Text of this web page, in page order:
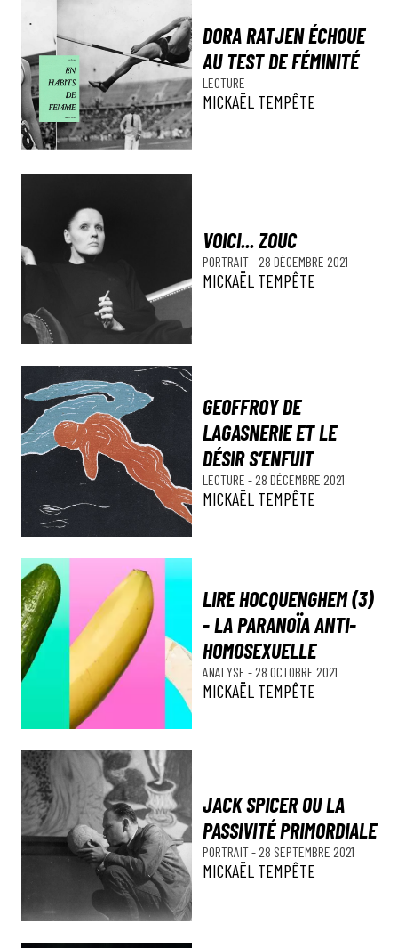
DORA RATJEN ÉCHOUE
AU TEST DE FÉMINITÉ
LECTURE
MICKAËL TEMPÊTE
VOICI... ZOUC
PORTRAIT- 28 DÉCEMBRE 2021
MICKAËL TEMPÊTE
GEOFFROY DE
LAGASNERIE ET LE
DÉSIR S’ENFUIT
LECTURE - 28 DÉCEMBRE 2021
MICKAËL TEMPÊTE
LIRE HOCQUENGHEM (3)
- LA PARANOÏA ANTI-
HOMOSEXUELLE
ANALYSE - 28 OCTOBRE 2021
MICKAËL TEMPÊTE
JACK SPICER OU LA
PASSIVITÉ PRIMORDIALE
PORTRAIT- 28 SEPTEMBRE 2021
MICKAËL TEMPÊTE